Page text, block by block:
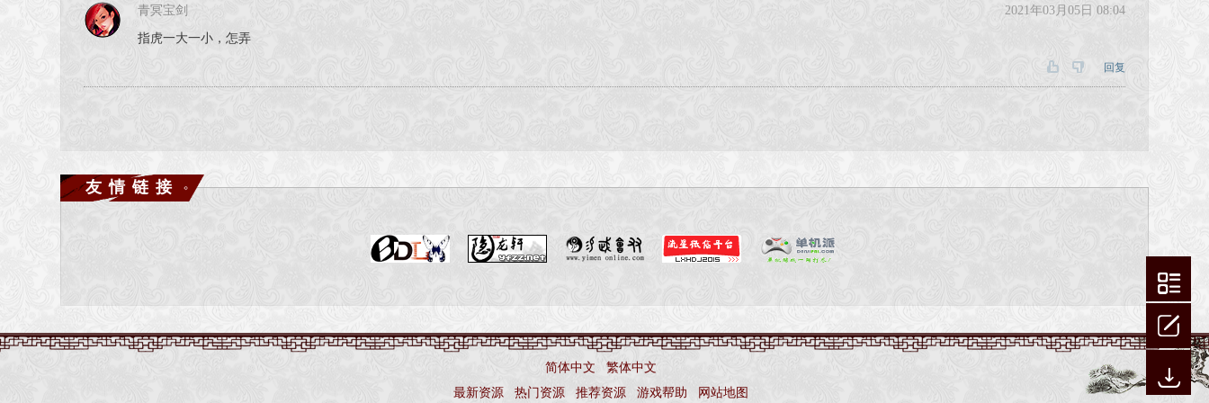
青冥宝剑 2021年03月05日 08:04
指虎一大一小，怎弄
回复
友情链接
简体中文
繁体中文
最新资源 热门资源 推荐资源 游戏帮助 网站地图